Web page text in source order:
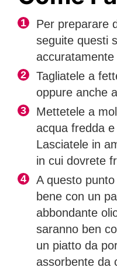
Per preparare
seguite questi
Tagliatele a
oppure anche
Mettetele a
acqua fredda
Lasciatele in
in cui dovrete
A questo
bene con un
abbondante
saranno ben
un piatto da
assorbente da